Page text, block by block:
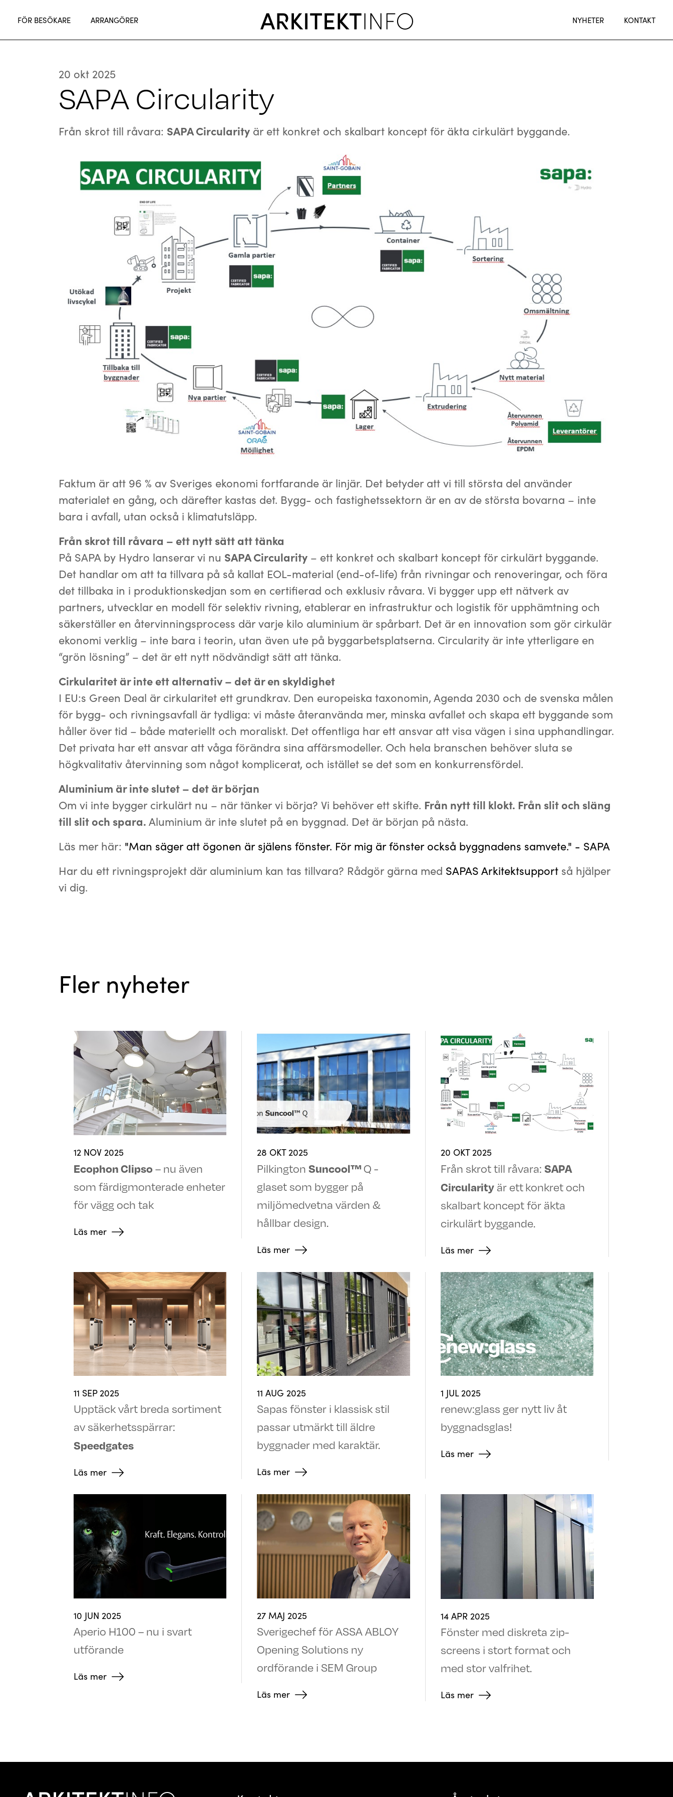
FÖR BESÖKARE ARRANGÖRER NYHETER KONTAKT
20 okt 2025
SAPA Circularity
Från skrot till råvara: SAPA Circularity är ett konkret och skalbart koncept för äkta cirkulärt byggande.
Faktum är att 96 % av Sveriges ekonomi fortfarande är linjär. Det betyder att vi till största del använder
materialet en gång, och därefter kastas det. Bygg- och fastighetssektorn är en av de största bovarna – inte
bara i avfall, utan också i klimatutsläpp.
Från skrot till råvara – ett nytt sätt att tänka
På SAPA by Hydro lanserar vi nu SAPA Circularity – ett konkret och skalbart koncept för cirkulärt byggande.
Det handlar om att ta tillvara på så kallat EOL-material (end-of-life) från rivningar och renoveringar, och föra
det tillbaka in i produktionskedjan som en certifierad och exklusiv råvara. Vi bygger upp ett nätverk av
partners, utvecklar en modell för selektiv rivning, etablerar en infrastruktur och logistik för upphämtning och
säkerställer en återvinningsprocess där varje kilo aluminium är spårbart. Det är en innovation som gör cirkulär
ekonomi verklig – inte bara i teorin, utan även ute på byggarbetsplatserna. Circularity är inte ytterligare en
“grön lösning” – det är ett nytt nödvändigt sätt att tänka.
Cirkularitet är inte ett alternativ – det är en skyldighet
I EU:s Green Deal är cirkularitet ett grundkrav. Den europeiska taxonomin, Agenda 2030 och de svenska målen
för bygg- och rivningsavfall är tydliga: vi måste återanvända mer, minska avfallet och skapa ett byggande som
håller över tid – både materiellt och moraliskt. Det offentliga har ett ansvar att visa vägen i sina upphandlingar.
Det privata har ett ansvar att våga förändra sina affärsmodeller. Och hela branschen behöver sluta se
högkvalitativ återvinning som något komplicerat, och istället se det som en konkurrensfördel.
Aluminium är inte slutet – det är början
Om vi inte bygger cirkulärt nu – när tänker vi börja? Vi behöver ett skifte. Från nytt till klokt. Från slit och släng
till slit och spara.Aluminium är inte slutet på en byggnad. Det är början på nästa.
Läs mer här: "Man säger att ögonen är själens fönster. För mig är fönster också byggnadens samvete." - SAPA
Har du ett rivningsprojekt där aluminium kan tas tillvara? Rådgör gärna med SAPAS Arkitektsupport så hjälper
vi dig.
Fler nyheter
12 NOV 2025
Ecophon Clipso– nu även
som färdigmonterade enheter
för vägg och tak
Läs mer
28 OKT 2025
PilkingtonSuncool™Q -
glaset som bygger på
miljömedvetna värden &
hållbar design.
Läs mer
20 OKT 2025
Från skrot till råvara: SAPA
Circularityär ettkonkret och
skalbart koncept för äkta
cirkulärt byggande.
Läs mer
11 SEP 2025
Upptäck vårt breda sortiment
av säkerhetsspärrar:
Speedgates
Läs mer
11 AUG 2025
Sapas fönster i klassisk stil
passar utmärkt till äldre
byggnader med karaktär.
Läs mer
1 JUL 2025
renew:glass ger nytt liv åt
byggnadsglas!
Läs mer
10 JUN 2025
Aperio H100 – nu i svart
utförande
Läs mer
27 MAJ 2025
Sverigechef för ASSA ABLOY
Opening Solutions ny
ordförande i SEM Group
Läs mer
14 APR 2025
Fönster med diskreta zip-
screens i stort format och
med stor valfrihet.
Läs mer